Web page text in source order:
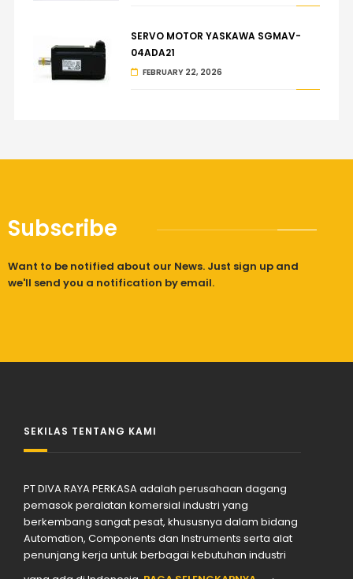
SERVO MOTOR YASKAWA SGMAV-
04ADA21
FEBRUARY 22, 2026
Subscribe
Want to be notified about our News. Just sign up and
we'll send you a notification by email.
SEKILAS TENTANG KAMI
PT DIVA RAYA PERKASA adalah perusahaan dagang
pemasok peralatan komersial industri yang
berkembang sangat pesat, khususnya dalam bidang
Automation, Components dan Instruments serta alat
penunjang kerja untuk berbagai kebutuhan industri